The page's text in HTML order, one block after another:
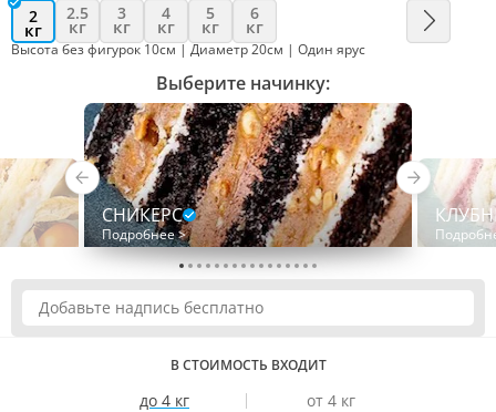
2
кг
2.5
кг
3
кг
4
кг
5
кг
6
кг
Высота без фигурок 10см | Диаметр 20см | Один ярус
Выберите начинку:
СНИКЕРС
Подробнее >
В СТОИМОСТЬ ВХОДИТ
до 4 кг от 4 кг